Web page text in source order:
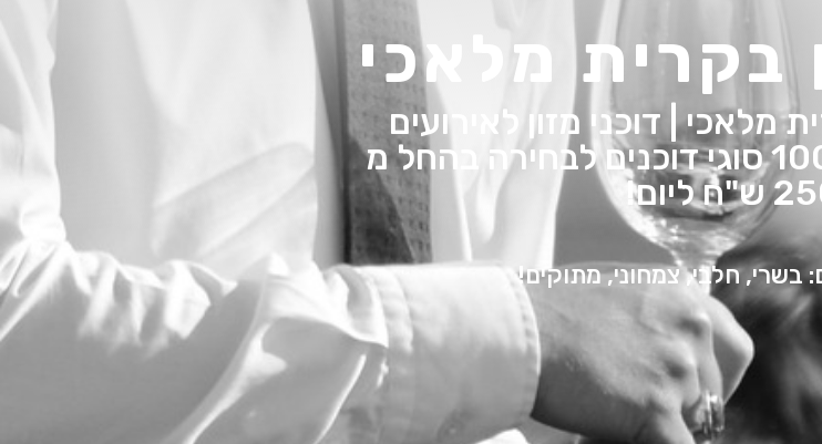
בקרית מלאכי
מלאכי | דוכני מזון לאירועים
בקרית מלאכי | מעל 100 סוגי דוכנים לבחירה בהחל מ
ליום!
בשרי, חלבי, צמחוני, מתוקים!